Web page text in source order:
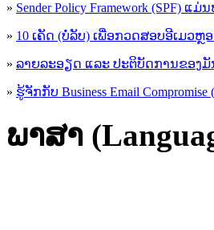
» Sender Policy Framework (SPF) ແມ່
» 10 ເຄັດ (ບໍ່ລັບ) ເພື່ອກວດສອບອີເມວຫຼອ
» ລາຍລະອຽດ ແລະ ປະຕິບັດການຂອງມັ
» ຮູ້​ຈັກກັບ​ Business Email
ພາສາ